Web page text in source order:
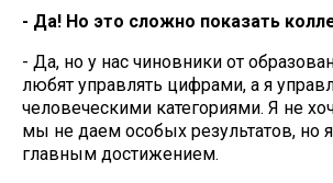
- Да! Но это сложно показать
- Да, но у нас чиновники от
любят управлять цифрами, а я
человеческими категориями. Я не
мы не даем особых результатов, но
главным достижением.